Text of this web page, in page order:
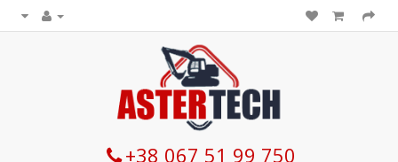
+38 067 51 99 750